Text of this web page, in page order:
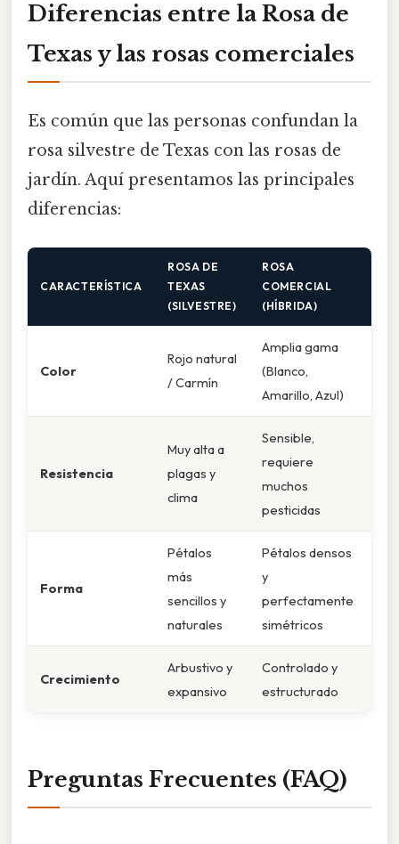
Diferencias entre la Rosa de
Texas y las rosas comerciales
Es común que las personas confundan la
rosa silvestre de Texas con las rosas de
jardín. Aquí presentamos las principales
diferencias:
CARACTERÍSTICA
ROSA DE
TEXAS
(SILVESTRE)
ROSA
COMERCIAL
(HÍBRIDA)
Color
Rojo natural
/ Carmín
Amplia gama
(Blanco,
Amarillo, Azul)
Resistencia
Muy alta a
plagas y
clima
Sensible,
requiere
muchos
pesticidas
Forma
Pétalos
más
sencillos y
naturales
Pétalos densos
y
perfectamente
simétricos
Crecimiento
Arbustivo y
expansivo
Controlado y
estructurado
Preguntas Frecuentes (FAQ)